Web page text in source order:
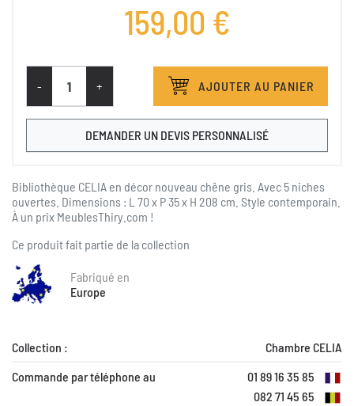
159,00 €
- + AJOUTER AU PANIER
DEMANDER UN DEVIS PERSONNALISÉ
Bibliothèque CELIA en décor nouveau chêne gris. Avec 5 niches
ouvertes. Dimensions : L 70 x P 35 x H 208 cm. Style contemporain.
À un prix MeublesThiry.com !
Ce produit fait partie de la collection
Fabriqué en
Europe
Collection :
Chambre CELIA
Commande par téléphone au
01 89 16 35 85
082 71 45 65